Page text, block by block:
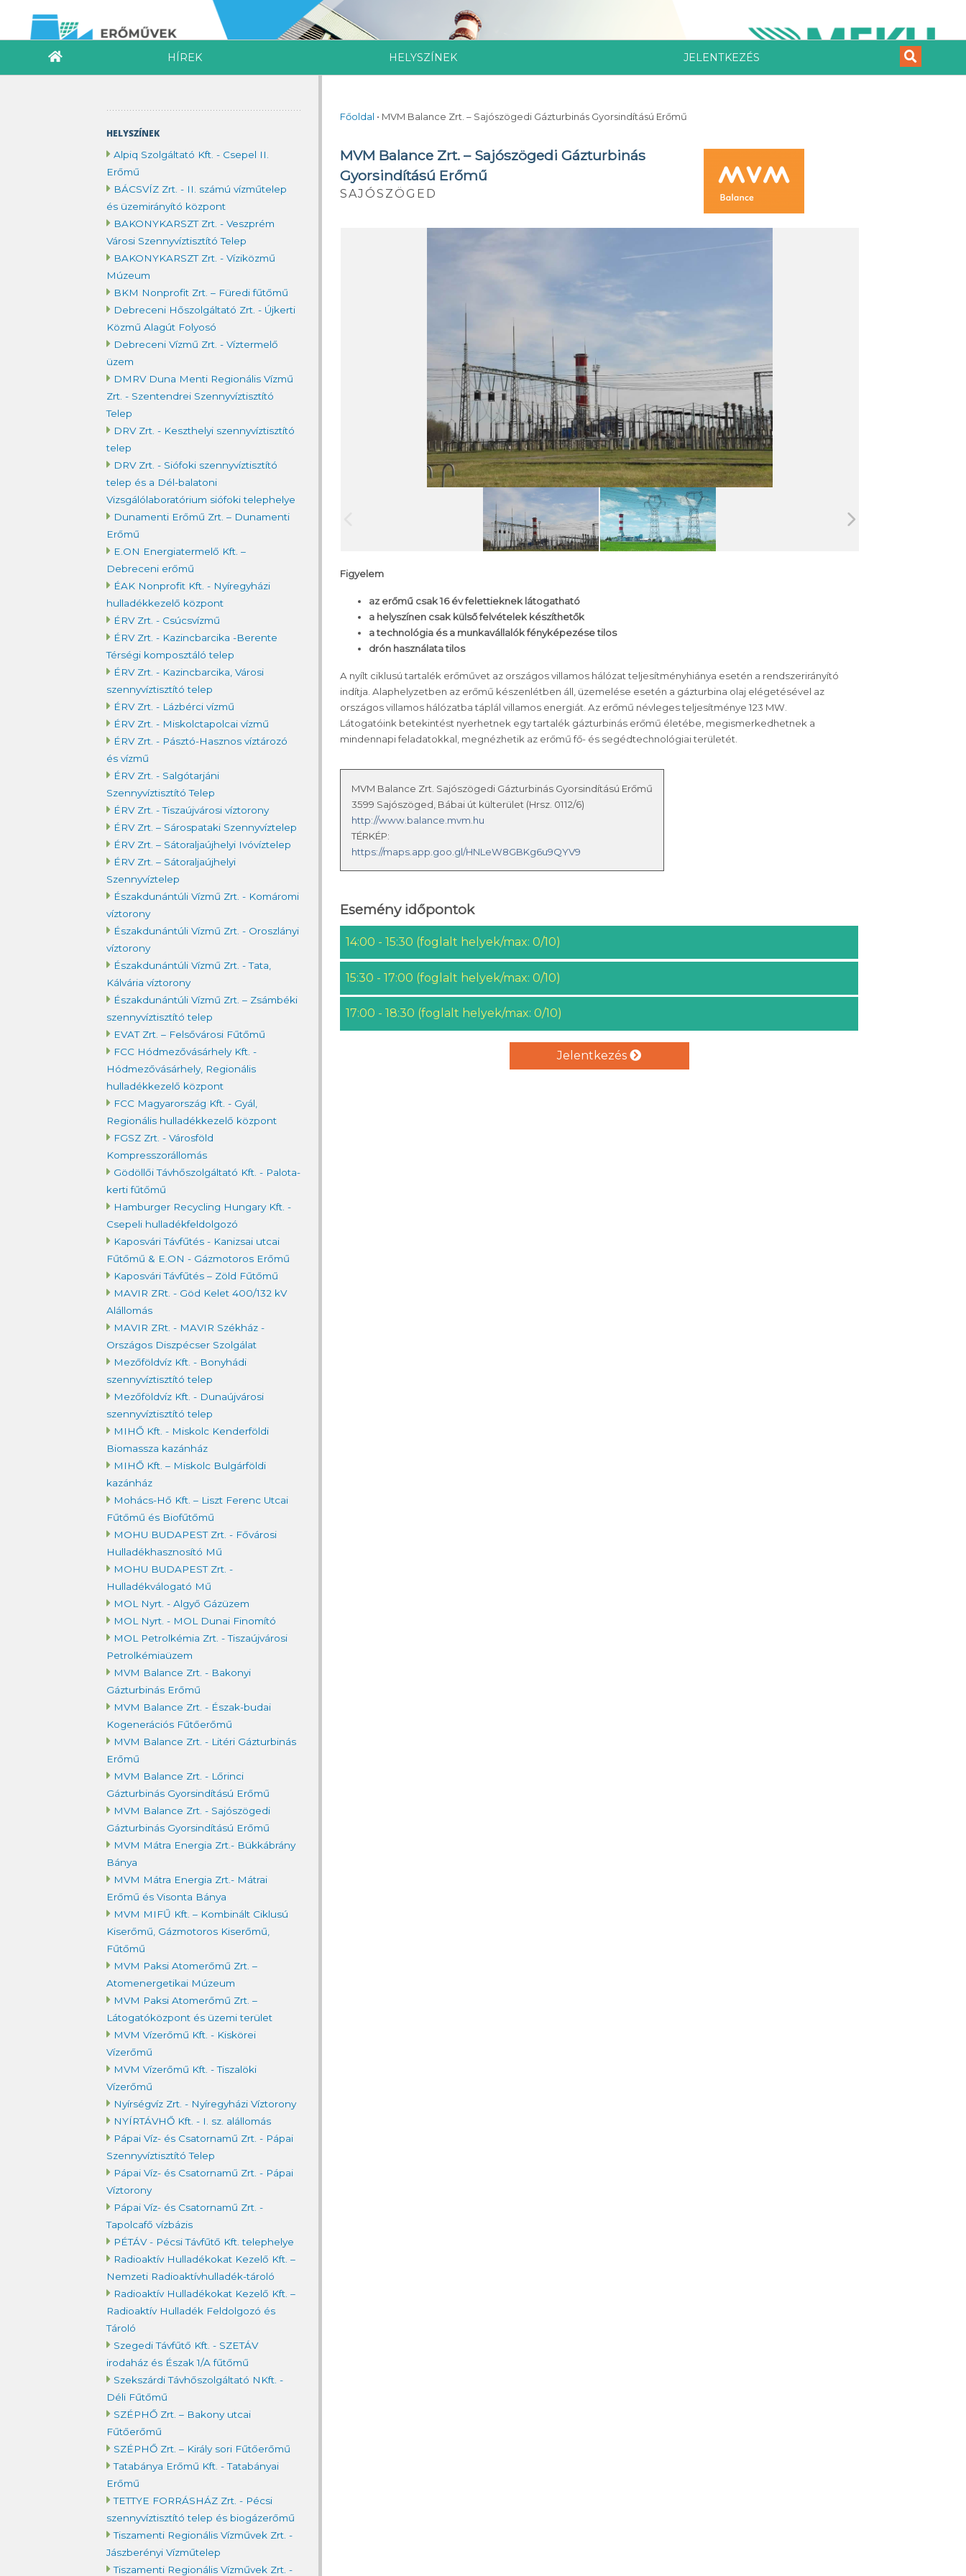
HÍREK HELYSZÍNEK JELENTKEZÉS
HELYSZÍNEK
Alpiq Szolgáltató Kft. - Csepel II.
Erőmű
BÁCSVÍZ Zrt. - II. számú vízműtelep
és üzemirányító központ
BAKONYKARSZT Zrt. - Veszprém
Városi Szennyvíztisztító Telep
BAKONYKARSZT Zrt. - Víziközmű
Múzeum
BKM Nonprofit Zrt. – Füredi fűtőmű
Debreceni Hőszolgáltató Zrt. - Újkerti
Közmű Alagút Folyosó
Debreceni Vízmű Zrt. - Víztermelő
üzem
DMRV Duna Menti Regionális Vízmű
Zrt. - Szentendrei Szennyvíztisztító
Telep
DRV Zrt. - Keszthelyi szennyvíztisztító
telep
DRV Zrt. - Siófoki szennyvíztisztító
telep és a Dél-balatoni
Vizsgálólaboratórium siófoki telephelye
Dunamenti Erőmű Zrt. – Dunamenti
Erőmű
E.ON Energiatermelő Kft. –
Debreceni erőmű
ÉAK Nonprofit Kft. - Nyíregyházi
hulladékkezelő központ
ÉRV Zrt. - Csúcsvízmű
ÉRV Zrt. - Kazincbarcika -Berente
Térségi komposztáló telep
ÉRV Zrt. - Kazincbarcika, Városi
szennyvíztisztító telep
ÉRV Zrt. - Lázbérci vízmű
ÉRV Zrt. - Miskolctapolcai vízmű
ÉRV Zrt. - Pásztó-Hasznos víztározó
és vízmű
ÉRV Zrt. - Salgótarjáni
Szennyvíztisztító Telep
ÉRV Zrt. - Tiszaújvárosi víztorony
ÉRV Zrt. – Sárospataki Szennyvíztelep
ÉRV Zrt. – Sátoraljaújhelyi Ivóvíztelep
ÉRV Zrt. – Sátoraljaújhelyi
Szennyvíztelep
Északdunántúli Vízmű Zrt. - Komáromi
víztorony
Északdunántúli Vízmű Zrt. - Oroszlányi
víztorony
Északdunántúli Vízmű Zrt. - Tata,
Kálvária víztorony
Északdunántúli Vízmű Zrt. – Zsámbéki
szennyvíztisztító telep
EVAT Zrt. – Felsővárosi Fűtőmű
FCC Hódmezővásárhely Kft. -
Hódmezővásárhely, Regionális
hulladékkezelő központ
FCC Magyarország Kft. - Gyál,
Regionális hulladékkezelő központ
FGSZ Zrt. - Városföld
Kompresszorállomás
Gödöllői Távhőszolgáltató Kft. - Palota-
kerti fűtőmű
Hamburger Recycling Hungary Kft. -
Csepeli hulladékfeldolgozó
Kaposvári Távfűtés - Kanizsai utcai
Fűtőmű & E.ON - Gázmotoros Erőmű
Kaposvári Távfűtés – Zöld Fűtőmű
MAVIR ZRt. - Göd Kelet 400/132 kV
Alállomás
MAVIR ZRt. - MAVIR Székház -
Országos Diszpécser Szolgálat
Mezőföldvíz Kft. - Bonyhádi
szennyvíztisztító telep
Mezőföldvíz Kft. - Dunaújvárosi
szennyvíztisztító telep
MIHŐ Kft. - Miskolc Kenderföldi
Biomassza kazánház
MIHŐ Kft. – Miskolc Bulgárföldi
kazánház
Mohács-Hő Kft. – Liszt Ferenc Utcai
Fűtőmű és Biofűtőmű
MOHU BUDAPEST Zrt. - Fővárosi
Hulladékhasznosító Mű
MOHU BUDAPEST Zrt. -
Hulladékválogató Mű
MOL Nyrt. - Algyő Gázüzem
MOL Nyrt. - MOL Dunai Finomító
MOL Petrolkémia Zrt. - Tiszaújvárosi
Petrolkémiaüzem
MVM Balance Zrt. - Bakonyi
Gázturbinás Erőmű
MVM Balance Zrt. - Észak-budai
Kogenerációs Fűtőerőmű
MVM Balance Zrt. - Litéri Gázturbinás
Erőmű
MVM Balance Zrt. - Lőrinci
Gázturbinás Gyorsindítású Erőmű
MVM Balance Zrt. - Sajószögedi
Gázturbinás Gyorsindítású Erőmű
MVM Mátra Energia Zrt.- Bükkábrány
Bánya
MVM Mátra Energia Zrt.- Mátrai
Erőmű és Visonta Bánya
MVM MIFŰ Kft. – Kombinált Ciklusú
Kiserőmű, Gázmotoros Kiserőmű,
Fűtőmű
MVM Paksi Atomerőmű Zrt. –
Atomenergetikai Múzeum
MVM Paksi Atomerőmű Zrt. –
Látogatóközpont és üzemi terület
MVM Vízerőmű Kft. - Kiskörei
Vízerőmű
MVM Vízerőmű Kft. - Tiszalöki
Vízerőmű
Nyírségvíz Zrt. - Nyíregyházi Víztorony
NYÍRTÁVHŐ Kft. - I. sz. alállomás
Pápai Víz- és Csatornamű Zrt. - Pápai
Szennyvíztisztító Telep
Pápai Víz- és Csatornamű Zrt. - Pápai
Víztorony
Pápai Víz- és Csatornamű Zrt. -
Tapolcafő vízbázis
PÉTÁV - Pécsi Távfűtő Kft. telephelye
Radioaktív Hulladékokat Kezelő Kft. –
Nemzeti Radioaktívhulladék-tároló
Radioaktív Hulladékokat Kezelő Kft. –
Radioaktív Hulladék Feldolgozó és
Tároló
Szegedi Távfűtő Kft. - SZETÁV
irodaház és Észak 1/A fűtőmű
Szekszárdi Távhőszolgáltató NKft. -
Déli Fűtőmű
SZÉPHŐ Zrt. – Bakony utcai
Fűtőerőmű
SZÉPHŐ Zrt. – Király sori Fűtőerőmű
Tatabánya Erőmű Kft. - Tatabányai
Erőmű
TETTYE FORRÁSHÁZ Zrt. - Pécsi
szennyvíztisztító telep és biogázerőmű
Tiszamenti Regionális Vízművek Zrt. -
Jászberényi Vízműtelep
Tiszamenti Regionális Vízművek Zrt. -
Főoldal • MVM Balance Zrt. – Sajószögedi Gázturbinás Gyorsindítású Erőmű
MVM Balance Zrt. – Sajószögedi Gázturbinás
Gyorsindítású Erőmű
SAJÓSZÖGED
Figyelem
az erőmű csak 16 év felettieknek látogatható
a helyszínen csak külső felvételek készíthetők
a technológia és a munkavállalók fényképezése tilos
drón használata tilos
A nyílt ciklusú tartalék erőművet az országos villamos hálózat teljesítményhiánya esetén a rendszerirányító
indítja. Alaphelyzetben az erőmű készenlétben áll, üzemelése esetén a gázturbina olaj elégetésével az
országos villamos hálózatba táplál villamos energiát. Az erőmű névleges teljesítménye 123 MW.
Látogatóink betekintést nyerhetnek egy tartalék gázturbinás erőmű életébe, megismerkedhetnek a
mindennapi feladatokkal, megnézhetik az erőmű fő- és segédtechnológiai területét.
MVM Balance Zrt. Sajószögedi Gázturbinás Gyorsindítású Erőmű
3599 Sajószöged, Bábai út külterület (Hrsz. 0112/6)
http://www.balance.mvm.hu
TÉRKÉP:
https://maps.app.goo.gl/HNLeW8GBKg6u9QYV9
Esemény időpontok
14:00 - 15:30 (foglalt helyek/max: 0/10)
15:30 - 17:00 (foglalt helyek/max: 0/10)
17:00 - 18:30 (foglalt helyek/max: 0/10)
Jelentkezés